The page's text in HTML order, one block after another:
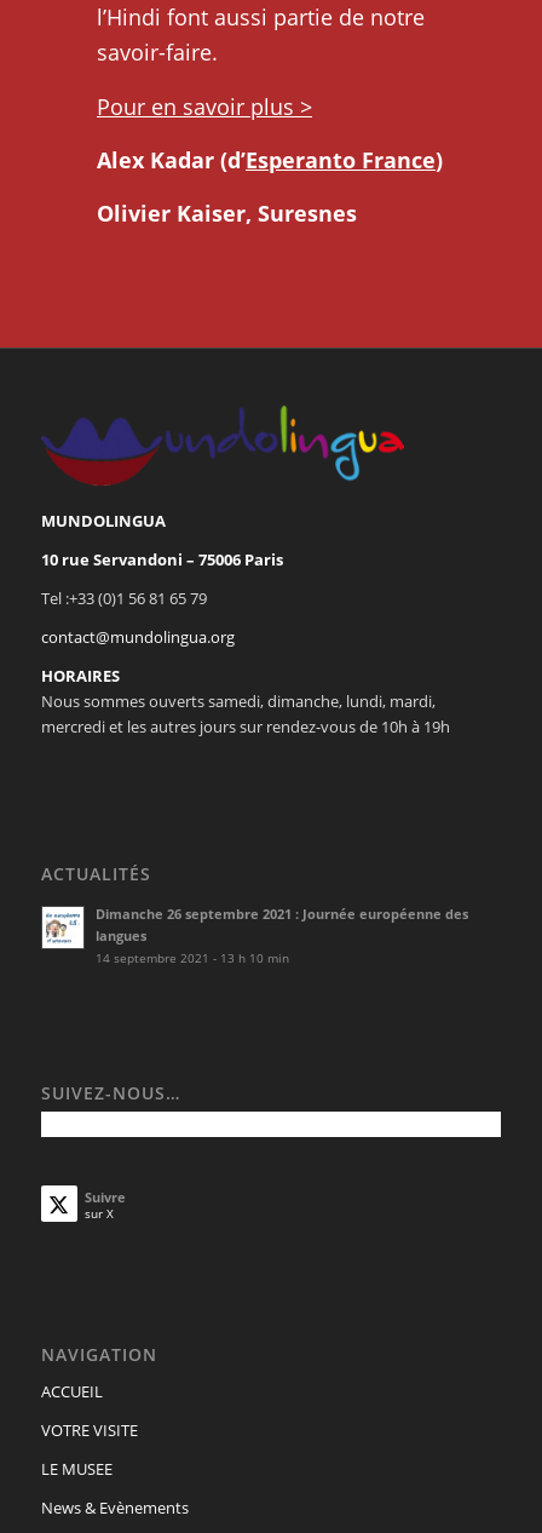
l’Hindi font aussi partie de notre
savoir-faire.
Pour en savoir plus >
Alex Kadar (d’Esperanto France)
Olivier Kaiser, Suresnes
MUNDOLINGUA
10 rue Servandoni – 75006 Paris
Tel :+33 (0)1 56 81 65 79
contact@mundolingua.org
HORAIRES
Nous sommes ouverts samedi, dimanche, lundi, mardi,
mercredi et les autres jours sur rendez-vous de 10h à 19h
ACTUALITÉS
Dimanche 26 septembre 2021 : Journée européenne des
langues
14 septembre 2021 - 13 h 10 min
SUIVEZ-NOUS…
Suivre
sur X
NAVIGATION
ACCUEIL
VOTRE VISITE
LE MUSEE
News & Evènements